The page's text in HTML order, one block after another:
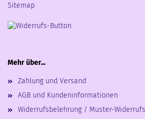
Sitemap
Mehr über...
Zahlung und Versand
AGB und Kundeninformationen
Widerrufsbelehrung / Muster-